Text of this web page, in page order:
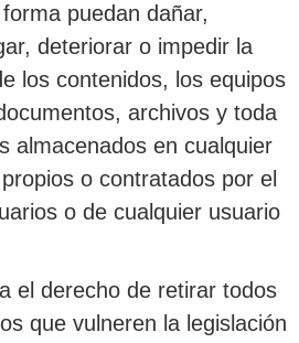
puedan dañar,
deteriorar o impedir la
los contenidos, los equipos
archivos y toda
almacenados en cualquier
o contratados por el
o de cualquier usuario
el derecho de retirar todos
que vulneren la legislación